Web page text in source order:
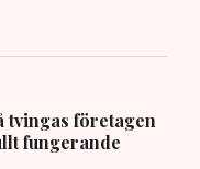
tvingas företagen
fungerande